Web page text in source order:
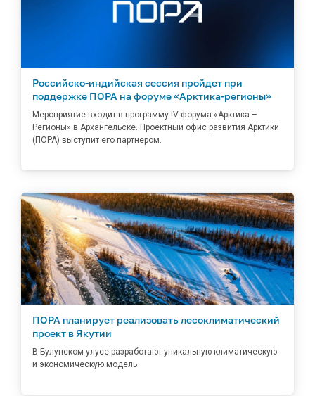
Российско-индийская сессия пройдет при
поддержке ПОРА на форуме «Арктика-регионы»
Мероприятие входит в программу IV форума «Арктика –
Регионы» в Архангельске. Проектный офис развития Арктики
(ПОРА) выступит его партнером.
ПОРА планирует реализовать лесоклиматический
проект в Якутии
В Булунском улусе разработают уникальную климатическую
и экономическую модель